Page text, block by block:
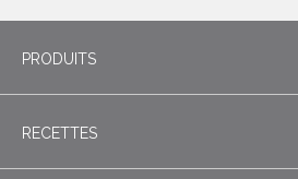
PRODUITS
EXPLORE PRODUITS
RECETTES